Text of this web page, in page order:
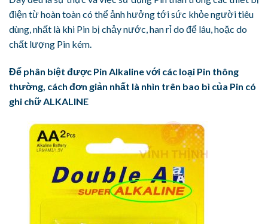
điện từ hoàn toàn có thể ảnh hưởng tới sức khỏe người tiêu
dùng, nhất là khi Pin bị chảy nước, han rỉ do để lâu, hoặc do
chất lượng Pin kém.
Để phân biệt được Pin Alkaline với các loại Pin thông
thường, cách đơn giản nhất là nhìn trên bao bì của Pin có
ghi chữ ALKALINE